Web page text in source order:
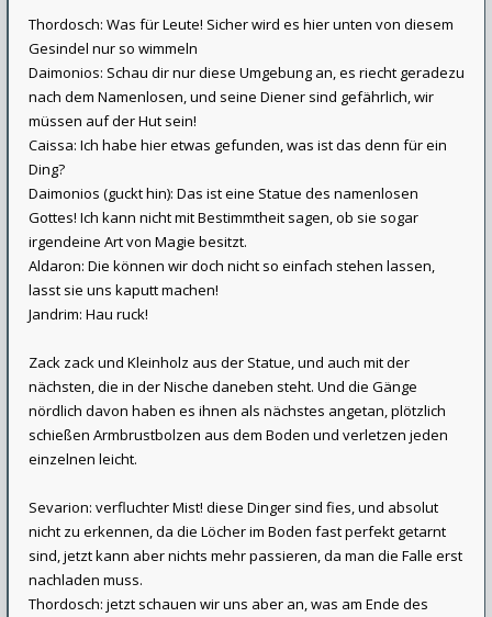
Thordosch: Was für Leute! Sicher wird es hier unten von diesem
Gesindel nur so wimmeln
Daimonios: Schau dir nur diese Umgebung an, es riecht geradezu
nach dem Namenlosen, und seine Diener sind gefährlich, wir
müssen auf der Hut sein!
Caissa: Ich habe hier etwas gefunden, was ist das denn für ein
Ding?
Daimonios (guckt hin): Das ist eine Statue des namenlosen
Gottes! Ich kann nicht mit Bestimmtheit sagen, ob sie sogar
irgendeine Art von Magie besitzt.
Aldaron: Die können wir doch nicht so einfach stehen lassen,
lasst sie uns kaputt machen!
Jandrim: Hau ruck!
Zack zack und Kleinholz aus der Statue, und auch mit der
nächsten, die in der Nische daneben steht. Und die Gänge
nördlich davon haben es ihnen als nächstes angetan, plötzlich
schießen Armbrustbolzen aus dem Boden und verletzen jeden
einzelnen leicht.
Sevarion: verfluchter Mist! diese Dinger sind fies, und absolut
nicht zu erkennen, da die Löcher im Boden fast perfekt getarnt
sind, jetzt kann aber nichts mehr passieren, da man die Falle erst
nachladen muss.
Thordosch: jetzt schauen wir uns aber an, was am Ende des